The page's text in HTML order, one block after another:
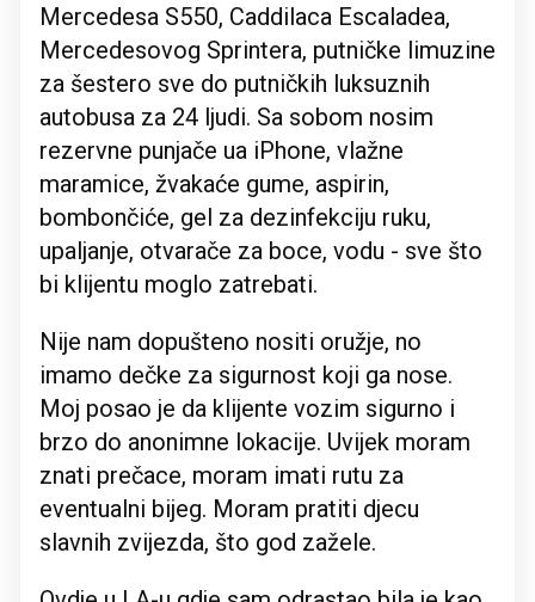
Mercedesa S550, Caddilaca Escaladea,
Mercedesovog Sprintera, putničke limuzine
za šestero sve do putničkih luksuznih
autobusa za 24 ljudi. Sa sobom nosim
rezervne punjače ua iPhone, vlažne
maramice, žvakaće gume, aspirin,
bombončiće, gel za dezinfekciju ruku,
upaljanje, otvarače za boce, vodu - sve što
bi klijentu moglo zatrebati.
Nije nam dopušteno nositi oružje, no
imamo dečke za sigurnost koji ga nose.
Moj posao je da klijente vozim sigurno i
brzo do anonimne lokacije. Uvijek moram
znati prečace, moram imati rutu za
eventualni bijeg. Moram pratiti djecu
slavnih zvijezda, što god zažele.